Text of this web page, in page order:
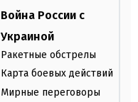
Война России с
Украиной
Ракетные обстрелы
Карта боевых действий
Мирные переговоры